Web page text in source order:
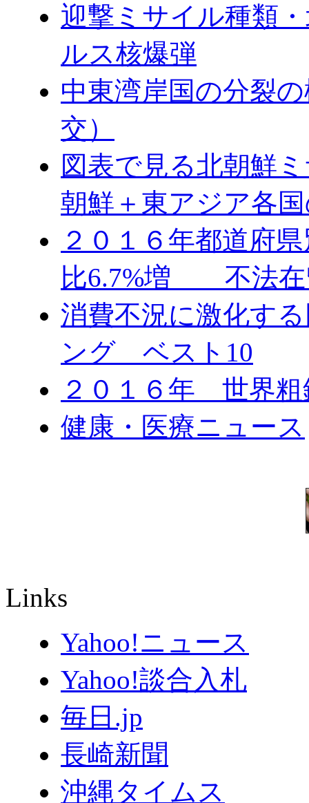
迎撃ミサイル種類
ルス核爆弾
中東湾岸国の分裂
交）
図表で見る北朝鮮
朝鮮＋東アジア各
２０１６年都道府
比6.7%増 不法在
消費不況に激化す
ング ベスト10
２０１６年 世界粗
健康・医療ニュース
Links
Yahoo!ニュース
Yahoo!談合入札
毎日.jp
長崎新聞
沖縄タイムス